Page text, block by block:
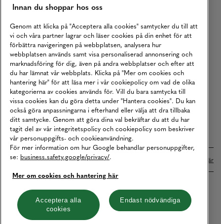
Returer
Karriär
Vårt Ansvar
Våra Tjänster
Press
Studentrabatt
B2B
Tillgänglighetsredogörelse
Betalningar online sköts i samarbete med Klarna. Läs mer här
Cookies Dataskydd Integritetspolicy
Hantera cookies
Innan du shoppar hos oss
Genom att klicka på "Acceptera alla cookies" samtycker du till att
vi och våra partner lagrar och läser cookies på din enhet för att
förbättra navigeringen på webbplatsen, analysera hur
webbplatsen används samt visa personaliserad annonsering och
marknadsföring för dig, även på andra webbplatser och efter att
du har lämnat vår webbplats. Klicka på "Mer om cookies och
hantering här" för att läsa mer i vår cookiepolicy om vad de olika
kategorierna av cookies används för. Vill du bara samtycka till
vissa cookies kan du göra detta under "Hantera cookies". Du kan
också göra anpassningarna i efterhand eller välja att dra tillbaka
ditt samtycke. Genom att göra dina val bekräftar du att du har
tagit del av vår integritetspolicy och cookiepolicy som beskriver
vår personuppgifts- och cookieanvändning.
För mer information om hur Google behandlar personuppgifter,
se: business.safety.google/privacy/.
Mer om cookies och hantering här
Acceptera alla
cookies
Endast nödvändiga